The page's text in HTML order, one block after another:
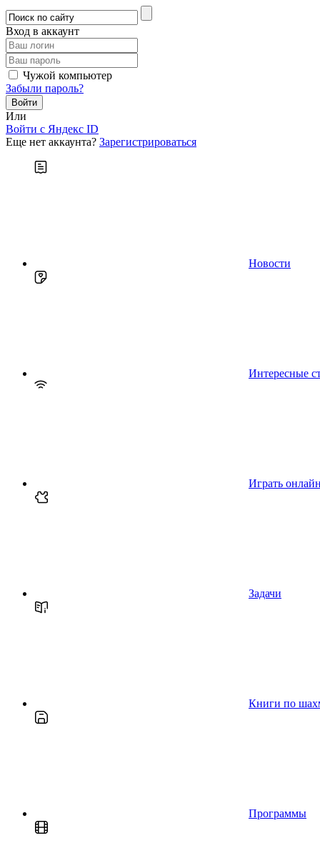
Вход в аккаунт
Чужой компьютер
Забыли пароль?
Или
Войти c Яндекс ID
Еще нет аккаунта? Зарегистрироваться
Новости
Интересные
Играть онлайн
Задачи
Книги по
Программы